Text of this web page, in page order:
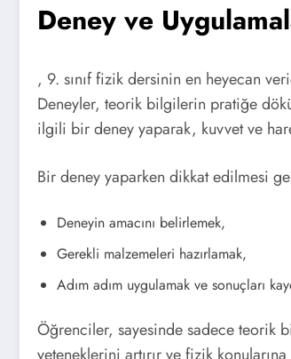
Deney ve
, 9. sınıf fizik dersinin en heyecan
Deneyler, teorik bilgilerin pratiğe
ilgili bir deney yaparak, kuvvet ve
Bir deney yaparken dikkat edilmesi
Deneyin amacını belirlemek,
Gerekli malzemeleri hazırlamak,
Adım adım uygulamak ve sonuçları
Öğrenciler, sayesinde sadece teorik